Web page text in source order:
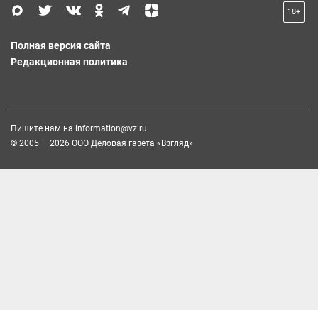
18+
Полная версия сайта
Редакционная политика
Пишите нам на information@vz.ru
© 2005 — 2026 ООО Деловая газета «Взгляд»